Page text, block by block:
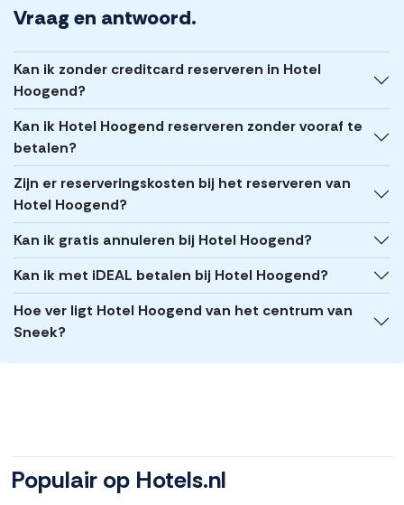
Vraag en antwoord.
Kan ik zonder creditcard reserveren in Hotel
Hoogend?
Kan ik Hotel Hoogend reserveren zonder vooraf te
betalen?
Zijn er reserveringskosten bij het reserveren van
Hotel Hoogend?
Kan ik gratis annuleren bij Hotel Hoogend?
Kan ik met iDEAL betalen bij Hotel Hoogend?
Hoe ver ligt Hotel Hoogend van het centrum van
Sneek?
Populair op Hotels.nl